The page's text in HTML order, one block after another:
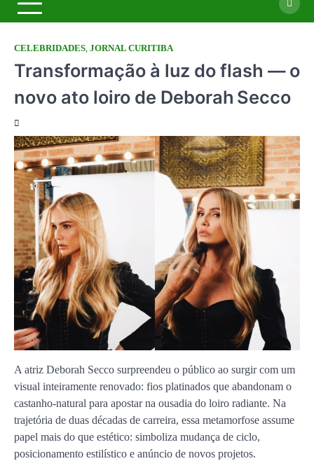
CELEBRIDADES, JORNAL CURITIBA
Transformação à luz do flash — o
novo ato loiro de Deborah Secco
A atriz Deborah Secco surpreendeu o público ao surgir com um
visual inteiramente renovado: fios platinados que abandonam o
castanho-natural para apostar na ousadia do loiro radiante. Na
trajetória de duas décadas de carreira, essa metamorfose assume
papel mais do que estético: simboliza mudança de ciclo,
posicionamento estilístico e anúncio de novos projetos.